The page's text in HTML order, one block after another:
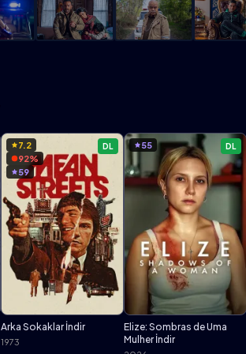
DL
7.2
92%
59
Arka Sokaklar İndir
1973
DL
55
Elize: Sombras de Uma
Mulher İndir